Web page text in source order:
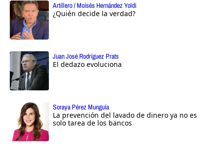
Artillero / Moisés Hernández Yoldi
¿Quién decide la verdad?
Juan José Rodríguez Prats
El dedazo evoluciona
Soraya Pérez Munguía
La prevención del lavado de dinero ya no es
solo tarea de los bancos